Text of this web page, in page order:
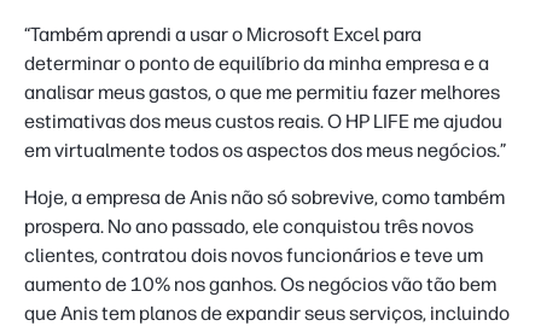
“Também aprendi a usar o Microsoft Excel para
determinar o ponto de equilíbrio da minha empresa e a
analisar meus gastos, o que me permitiu fazer melhores
estimativas dos meus custos reais. O HP LIFE me ajudou
em virtualmente todos os aspectos dos meus negócios.”
Hoje, a empresa de Anis não só sobrevive, como também
prospera. No ano passado, ele conquistou três novos
clientes, contratou dois novos funcionários e teve um
aumento de 10% nos ganhos. Os negócios vão tão bem
que Anis tem planos de expandir seus serviços, incluindo